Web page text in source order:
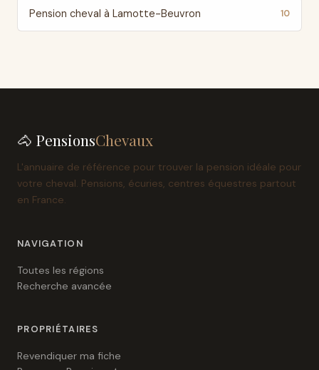
Pension cheval à Lamotte-Beuvron 10
🐴 PensionsChevaux
L'annuaire de référence pour trouver la pension idéale pour
votre cheval. Pensions, écuries, centres équestres partout
en France.
NAVIGATION
Toutes les régions
Recherche avancée
PROPRIÉTAIRES
Revendiquer ma fiche